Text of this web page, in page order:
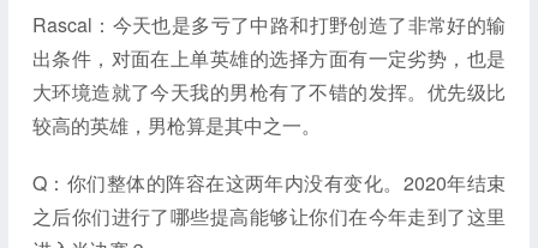
Rascal：今天也是多亏了中路和打野创造了非常好的输
出条件，对面在上单英雄的选择方面有一定劣势，也是
大环境造就了今天我的男枪有了不错的发挥。优先级比
较高的英雄，男枪算是其中之一。
Q：你们整体的阵容在这两年内没有变化。2020年结束
之后你们进行了哪些提高能够让你们在今年走到了这里